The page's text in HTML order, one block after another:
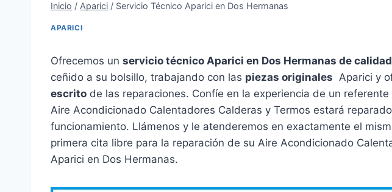
Inicio / Aparici / Servicio Técnico Aparici en Dos Hermanas
APARICI
Ofrecemos un servicio técnico Aparici en Dos Hermanas de calidad
ceñido a su bolsillo, trabajando con las piezas originales Aparici y
escrito de las reparaciones. Confíe en la experiencia de un
Aire Acondicionado Calentadores Calderas y Termos estará
funcionamiento. Llámenos y le atenderemos en exactamente el
primera cita libre para la reparación de su Aire Acondicionado
Aparici en Dos Hermanas.